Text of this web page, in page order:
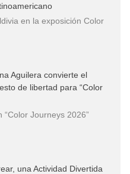
en la exposición Color
Aguilera convierte el
de libertad para “Color
“Color Journeys 2026”
una Actividad Divertida